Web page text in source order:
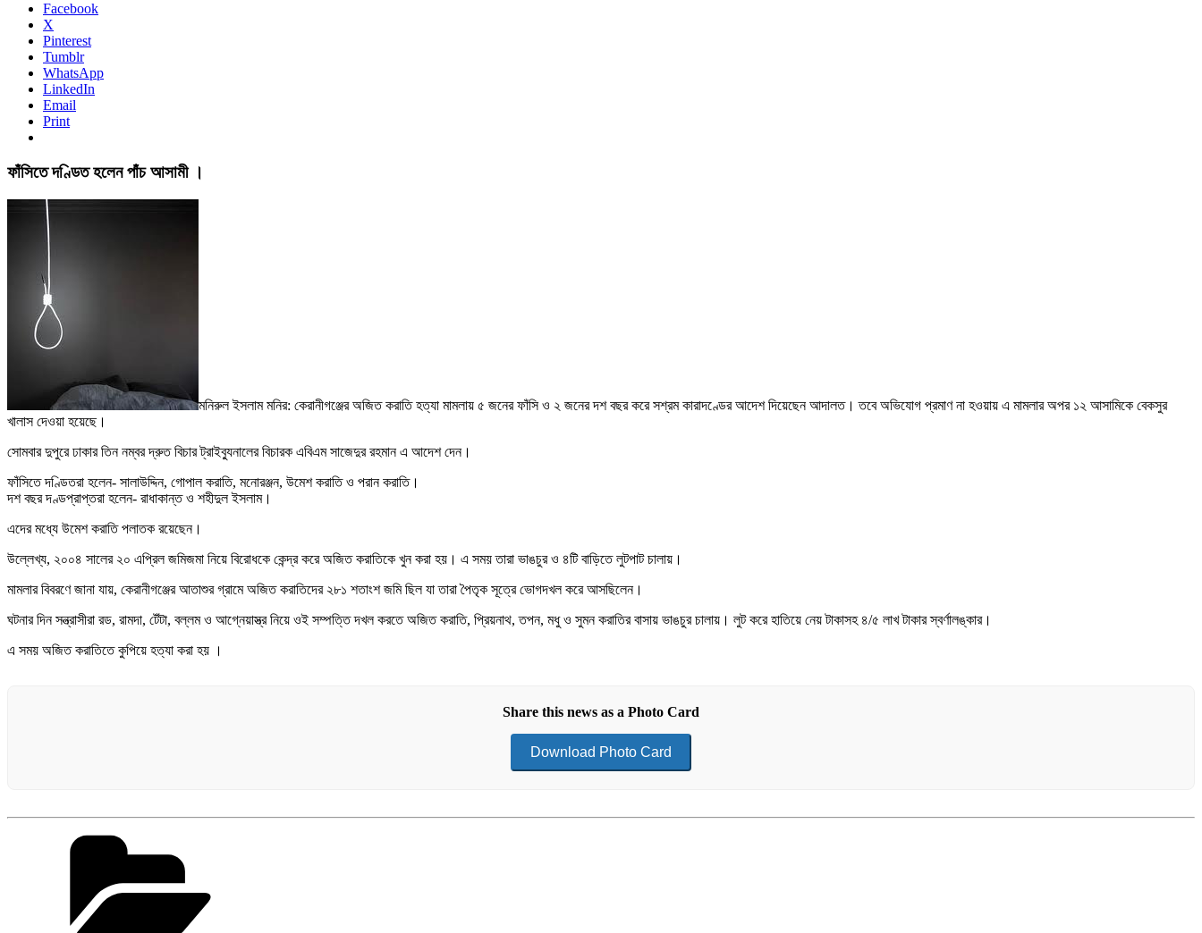
Facebook
X
Pinterest
Tumblr
WhatsApp
LinkedIn
Email
Print
ফাঁসিতে দণ্ডিত হলেন পাঁচ আসামী ।
মনিরুল ইসলাম মনির: কেরানীগঞ্জের অজিত করাতি হত্যা মামলায় ৫ জনের ফাঁসি ও ২ জনের দশ বছর করে সশ্রম কারাদণ্ডের আদেশ দিয়েছেন আদালত। তবে অভিযোগ প্রমাণ না হওয়ায় এ মামলার অপর ১২ আসামিকে বেকসুর
খালাস দেওয়া হয়েছে।
সোমবার দুপুরে ঢাকার তিন নম্বর দ্রুত বিচার ট্রাইব্যুনালের বিচারক এবিএম সাজেদুর রহমান এ আদেশ দেন।
ফাঁসিতে দণ্ডিতরা হলেন- সালাউদ্দিন, গোপাল করাতি, মনোরঞ্জন, উমেশ করাতি ও পরান করাতি।
দশ বছর দণ্ডপ্রাপ্তরা হলেন- রাধাকান্ত ও শহীদুল ইসলাম।
এদের মধ্যে উমেশ করাতি পলাতক রয়েছেন।
উল্লেখ্য, ২০০৪ সালের ২০ এপ্রিল জমিজমা নিয়ে বিরোধকে কেন্দ্র করে অজিত করাতিকে খুন করা হয়। এ সময় তারা ভাঙচুর ও ৪টি বাড়িতে লুটপাট চালায়।
মামলার বিবরণে জানা যায়, কেরানীগঞ্জের আতাশুর গ্রামে অজিত করাতিদের ২৮১ শতাংশ জমি ছিল যা তারা পৈতৃক সূত্রে ভোগদখল করে আসছিলেন।
ঘটনার দিন সন্ত্রাসীরা রড, রামদা, টেঁটা, বল্লম ও আগ্নেয়াস্ত্র নিয়ে ওই সম্পত্তি দখল করতে অজিত করাতি, প্রিয়নাথ, তপন, মধু ও সুমন করাতির বাসায় ভাঙচুর চালায়। লুট করে হাতিয়ে নেয় টাকাসহ ৪/৫ লাখ টাকার স্বর্ণালঙ্কার।
এ সময় অজিত করাতিতে কুপিয়ে হত্যা করা হয় ।
Share this news as a Photo Card
Download Photo Card